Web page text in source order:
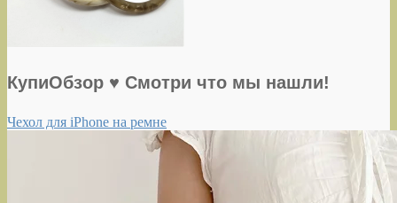
КупиОбзор ♥ Смотри что мы нашли!
Чехол для iPhone на ремне